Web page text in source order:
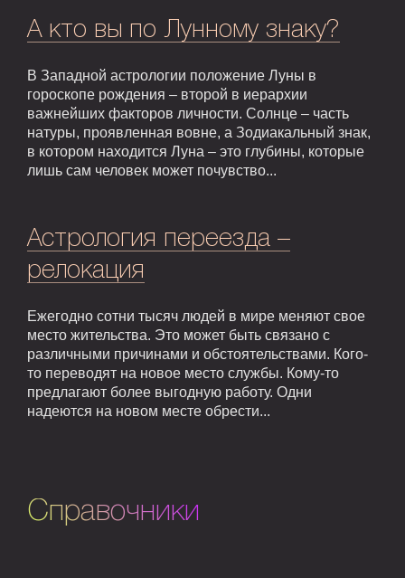
А кто вы по Лунному знаку?
В Западной астрологии положение Луны в
гороскопе рождения – второй в иерархии
важнейших факторов личности. Солнце – часть
натуры, проявленная вовне, а Зодиакальный знак,
в котором находится Луна – это глубины, которые
лишь сам человек может почувство...
Астрология переезда –
релокация
Ежегодно сотни тысяч людей в мире меняют свое
место жительства. Это может быть связано с
различными причинами и обстоятельствами. Кого-
то переводят на новое место службы. Кому-то
предлагают более выгодную работу. Одни
надеются на новом месте обрести...
Справочники